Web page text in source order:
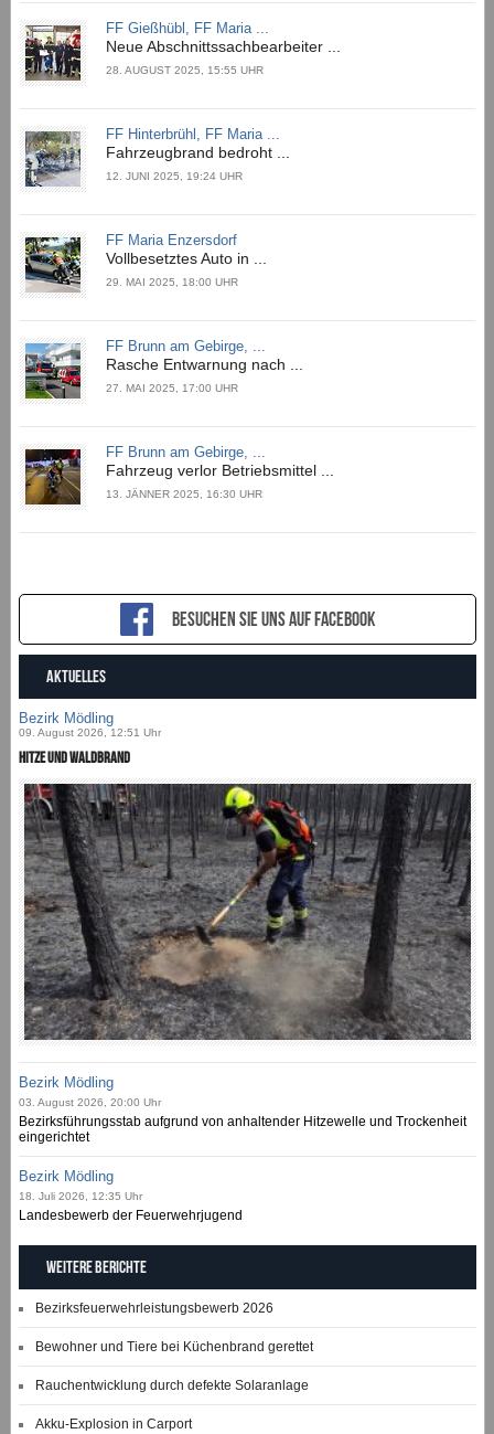
FF Gießhübl, FF Maria ...
Neue Abschnittssachbearbeiter ...
28. AUGUST 2025, 15:55 UHR
FF Hinterbrühl, FF Maria ...
Fahrzeugbrand bedroht ...
12. JUNI 2025, 19:24 UHR
FF Maria Enzersdorf
Vollbesetztes Auto in ...
29. MAI 2025, 18:00 UHR
FF Brunn am Gebirge, ...
Rasche Entwarnung nach ...
27. MAI 2025, 17:00 UHR
FF Brunn am Gebirge, ...
Fahrzeug verlor Betriebsmittel ...
13. JÄNNER 2025, 16:30 UHR
Besuchen sie uns auf Facebook
AKTUELLES
Bezirk Mödling
09. August 2026, 12:51 Uhr
Hitze und Waldbrand
Bezirk Mödling
03. August 2026, 20:00 Uhr
Bezirksführungsstab aufgrund von anhaltender Hitzewelle und Trockenheit
eingerichtet
Bezirk Mödling
18. Juli 2026, 12:35 Uhr
Landesbewerb der Feuerwehrjugend
Weitere Berichte
Bezirksfeuerwehrleistungsbewerb 2026
Bewohner und Tiere bei Küchenbrand gerettet
Rauchentwicklung durch defekte Solaranlage
Akku-Explosion in Carport